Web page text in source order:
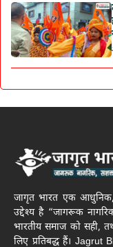
जागृत भारत एक आधुनिक,
उद्देश्य है “जागरूक
भारतीय समाज को सही,
लिए प्रतिबद्ध हैं।